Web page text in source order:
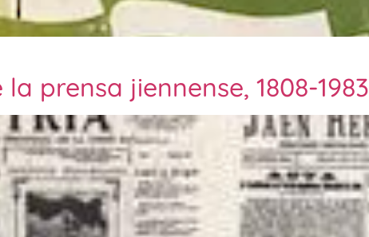
prensa jiennense, 1808-1983